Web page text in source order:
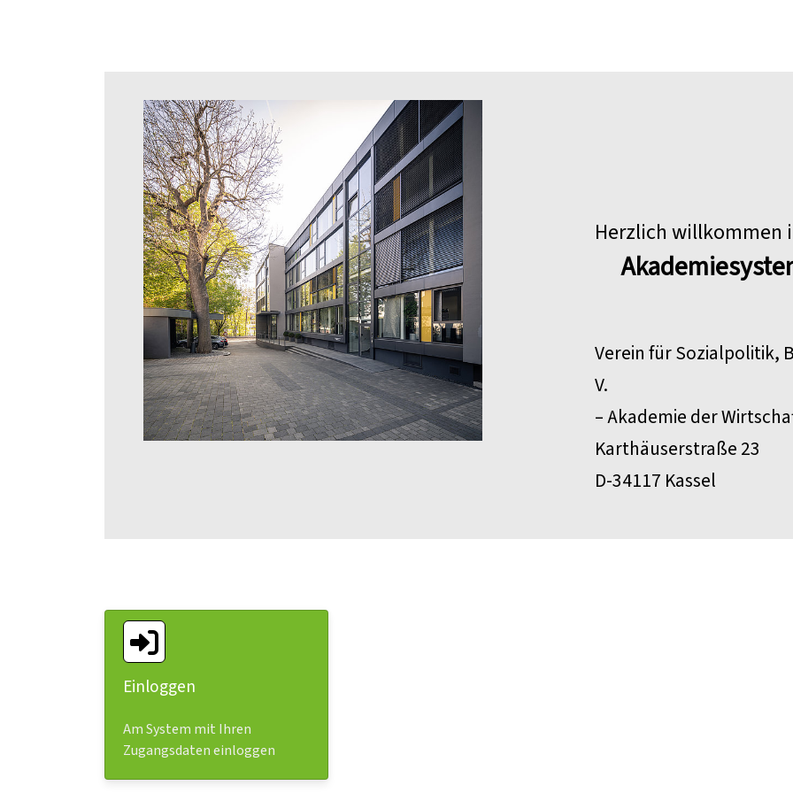
Herzlich willkommen
Verein für Sozialpolitik,
V.
– Akademie der
Karthäuserstraße 23
D-34117 Kassel
Einloggen
Am System mit Ihren
Zugangsdaten einloggen